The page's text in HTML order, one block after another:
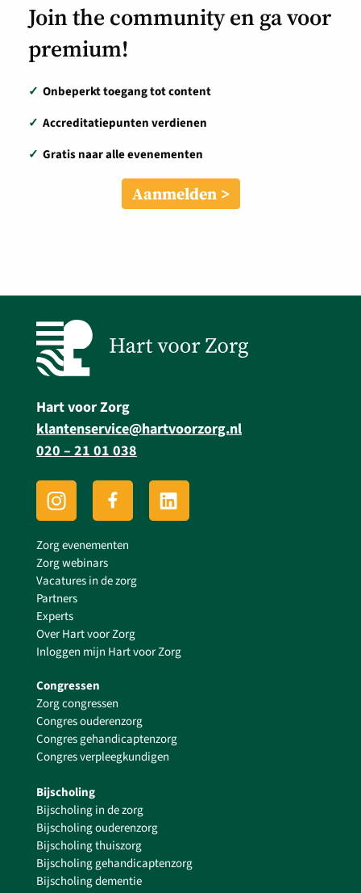
Join the community en ga voor
premium!
✓ Onbeperkt toegang tot content
✓ Accreditatiepunten verdienen
✓ Gratis naar alle evenementen
Aanmelden
Hart voor Zorg
klantenservice@hartvoorzorg.nl
020 – 21 01 038
Zorg evenementen
Zorg webinars
Vacatures in de zorg
Partners
Experts
Over Hart voor Zorg
Inloggen mijn Hart voor Zorg
Congressen
Zorg congressen
Congres ouderenzorg
Congres gehandicaptenzorg
Congres verpleegkundigen
Bijscholing
Bijscholing in de zorg
Bijscholing ouderenzorg
Bijscholing thuiszorg
Bijscholing gehandicaptenzorg
Bijscholing dementie